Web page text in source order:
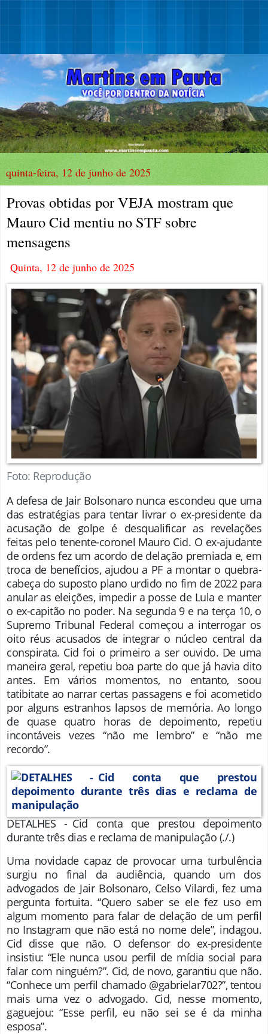
quinta-feira, 12 de junho de 2025
Provas obtidas por VEJA mostram que
Mauro Cid mentiu no STF sobre
mensagens
Quinta, 12 de junho de 2025
Foto: Reprodução
A defesa de Jair Bolsonaro nunca escondeu que uma
das estratégias para tentar livrar o ex-presidente da
acusação de golpe é desqualificar as revelações
feitas pelo tenente-coronel Mauro Cid. O ex-ajudante
de ordens fez um acordo de delação premiada e, em
troca de benefícios, ajudou a PF a montar o quebra-
cabeça do suposto plano urdido no fim de 2022 para
anular as eleições, impedir a posse de Lula e manter
o ex-capitão no poder. Na segunda 9 e na terça 10, o
Supremo Tribunal Federal começou a interrogar os
oito réus acusados de integrar o núcleo central da
conspirata. Cid foi o primeiro a ser ouvido. De uma
maneira geral, repetiu boa parte do que já havia dito
antes. Em vários momentos, no entanto, soou
tatibitate ao narrar certas passagens e foi acometido
por alguns estranhos lapsos de memória. Ao longo
de quase quatro horas de depoimento, repetiu
incontáveis vezes “não me lembro” e “não me
recordo”.
DETALHES - Cid conta que prestou depoimento
durante três dias e reclama de manipulação (./.)
Uma novidade capaz de provocar uma turbulência
surgiu no final da audiência, quando um dos
advogados de Jair Bolsonaro, Celso Vilardi, fez uma
pergunta fortuita. “Quero saber se ele fez uso em
algum momento para falar de delação de um perfil
no Instagram que não está no nome dele”, indagou.
Cid disse que não. O defensor do ex-presidente
insistiu: “Ele nunca usou perfil de mídia social para
falar com ninguém?”. Cid, de novo, garantiu que não.
“Conhece um perfil chamado @gabrielar702?”, tentou
mais uma vez o advogado. Cid, nesse momento,
gaguejou: “Esse perfil, eu não sei se é da minha
esposa”.